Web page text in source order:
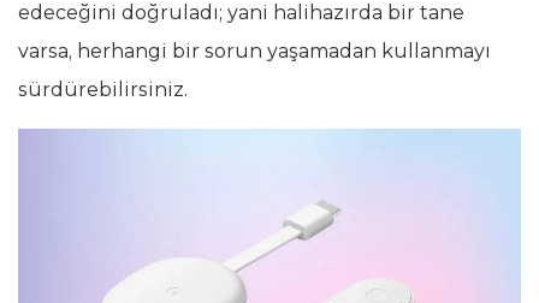
edeceğini doğruladı; yani halihazırda bir tane
varsa, herhangi bir sorun yaşamadan kullanmayı
sürdürebilirsiniz.